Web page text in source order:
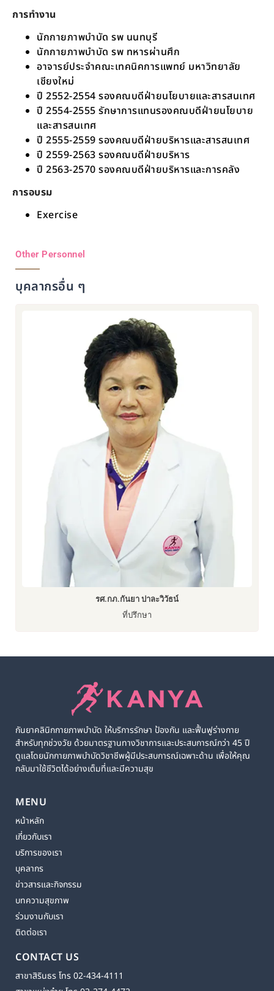
การทำงาน
นักกายภาพบำบัด รพ นนทบุรี
นักกายภาพบำบัด รพ ทหารผ่านศึก
อาจารย์ประจำคณะเทคนิคการแพทย์ มหาวิทยาลัย
เชียงใหม่
ปี 2552-2554 รองคณบดีฝ่ายนโยบายและสารสนเทศ
ปี 2554-2555 รักษาการแทนรองคณบดีฝ่ายนโยบาย
และสารสนเทศ
ปี 2555-2559 รองคณบดีฝ่ายบริหารและสารสนเทศ
ปี 2559-2563 รองคณบดีฝ่ายบริหาร
ปี 2563-2570 รองคณบดีฝ่ายบริหารและการคลัง
การอบรม
Exercise
Other Personnel
บุคลากรอื่น ๆ
รศ.กภ.กันยา ปาละวิวัธน์
ที่ปรึกษา
กันยาคลินิกกายภาพบำบัด ให้บริการรักษา ป้องกัน และฟื้นฟูร่างกาย
สำหรับทุกช่วงวัย ด้วยมาตรฐานทางวิชาการและประสบการณ์กว่า 45 ปี
ดูแลโดยนักกายภาพบำบัดวิชาชีพผู้มีประสบการณ์เฉพาะด้าน เพื่อให้คุณ
กลับมาใช้ชีวิตได้อย่างเต็มที่และมีความสุข
MENU
หน้าหลัก
เกี่ยวกับเรา
บริการของเรา
บุคลากร
ข่าวสารและกิจกรรม
บทความสุขภาพ
ร่วมงานกับเรา
ติดต่อเรา
CONTACT US
สาขาสิรินธร โทร 02-434-4111